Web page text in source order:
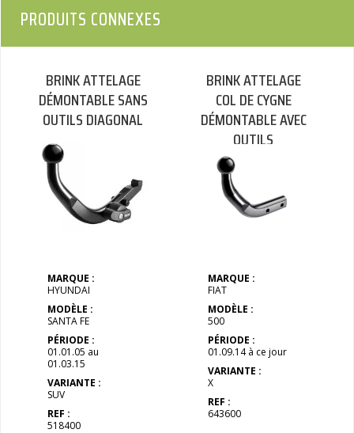
PRODUITS CONNEXES
BRINK ATTELAGE
DÉMONTABLE SANS
OUTILS DIAGONAL
MARQUE :
HYUNDAI
MODÈLE :
SANTA FE
PÉRIODE :
01.01.05 au
01.03.15
VARIANTE :
SUV
REF :
518400
BRINK ATTELAGE
COL DE CYGNE
DÉMONTABLE AVEC
OUTILS
MARQUE :
FIAT
MODÈLE :
500
PÉRIODE :
01.09.14 à ce jour
VARIANTE :
X
REF :
643600